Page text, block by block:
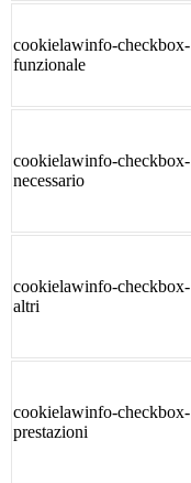
cookielawinfo-checkbox-
funzionale
cookielawinfo-checkbox-
necessario
cookielawinfo-checkbox-
altri
cookielawinfo-checkbox-
prestazioni